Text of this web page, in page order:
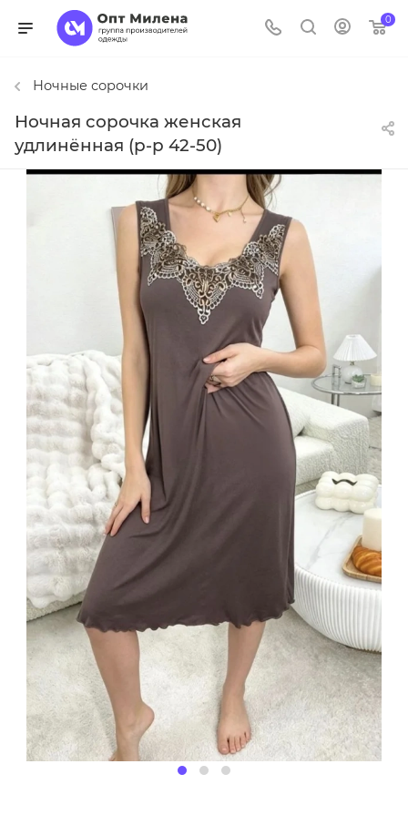
0
Ночные сорочки
Ночная сорочка женская
удлинённая (р-р 42-50)